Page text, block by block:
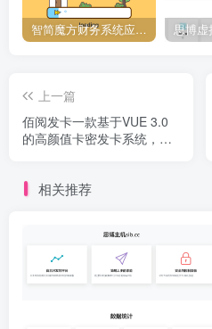
智简魔方财务系统应用下载中心,插件大全
上一篇
佰阅发卡一款基于VUE 3.0
的高颜值卡密发卡系统，特
相关推荐